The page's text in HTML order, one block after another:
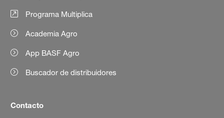
Programa Multiplica
Academia Agro
App BASF Agro
Buscador de distribuidores
Contacto